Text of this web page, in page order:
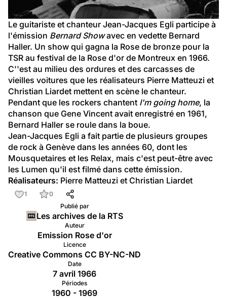
Le guitariste et chanteur Jean-Jacques Egli participe à
l'émission Bernard Show avec en vedette Bernard
Haller. Un show qui gagna la Rose de bronze pour la
TSR au festival de la Rose d'or de Montreux en 1966.
C''est au milieu des ordures et des carcasses de
vieilles voitures que les réalisateurs Pierre Matteuzi et
Christian Liardet mettent en scène le chanteur.
Pendant que les rockers chantent I'm going home, la
chanson que Gene Vincent avait enregistré en 1961,
Bernard Haller se roule dans la boue.
Jean-Jacques Egli a fait partie de plusieurs groupes
de rock à Genève dans les années 60, dont les
Mousquetaires et les Relax, mais c'est peut-être avec
les Lumen qu'il est filmé dans cette émission.
Réalisateurs: Pierre Matteuzi et Christian Liardet
1
0
Publié par
Les archives de la RTS
Auteur
Emission Rose d'or
Licence
Creative Commons CC BY-NC-ND
Date
7 avril 1966
Périodes
1960 - 1969